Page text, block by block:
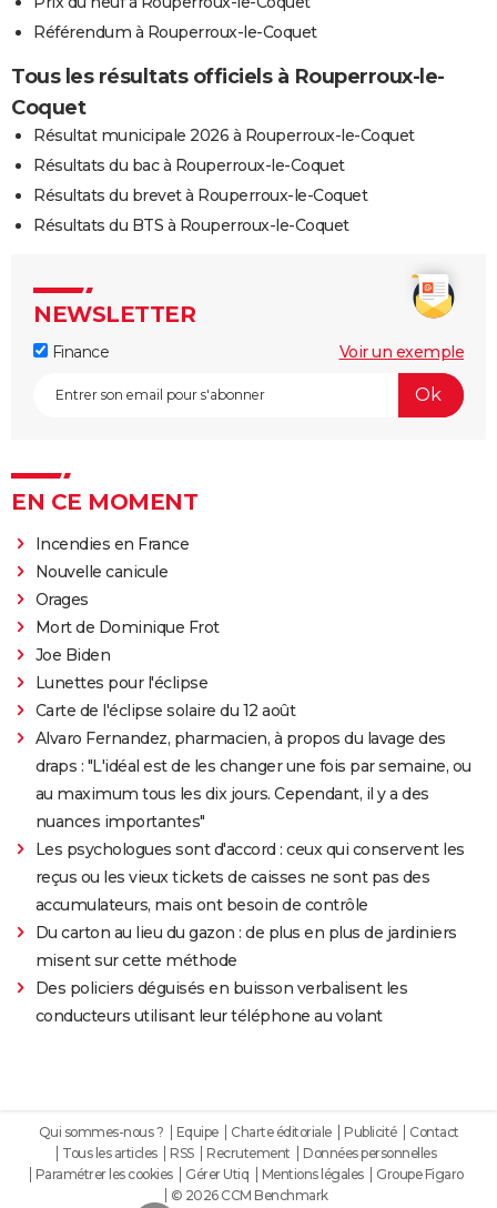
Référendum à Rouperroux-le-Coquet
Tous les résultats officiels à Rouperroux-le-
Coquet
Résultat municipale 2026 à Rouperroux-le-Coquet
Résultats du bac à Rouperroux-le-Coquet
Résultats du brevet à Rouperroux-le-Coquet
Résultats du BTS à Rouperroux-le-Coquet
NEWSLETTER
Finance Voir un exemple
EN CE MOMENT
Incendies en France
Nouvelle canicule
Orages
Mort de Dominique Frot
Joe Biden
Lunettes pour l'éclipse
Carte de l'éclipse solaire du 12 août
Alvaro Fernandez, pharmacien, à propos du lavage des
draps : "L'idéal est de les changer une fois par semaine, ou
au maximum tous les dix jours. Cependant, il y a des
nuances importantes"
Les psychologues sont d'accord : ceux qui conservent les
reçus ou les vieux tickets de caisses ne sont pas des
accumulateurs, mais ont besoin de contrôle
Du carton au lieu du gazon : de plus en plus de jardiniers
misent sur cette méthode
Des policiers déguisés en buisson verbalisent les
conducteurs utilisant leur téléphone au volant
Qui sommes-nous ? Equipe Charte éditoriale Publicité
Contact
Tous les articles
RSS Recrutement
Données personnelles
Paramétrer les cookies
Gérer Utiq Mentions légales
Groupe Figaro
© 2026 CCM Benchmark